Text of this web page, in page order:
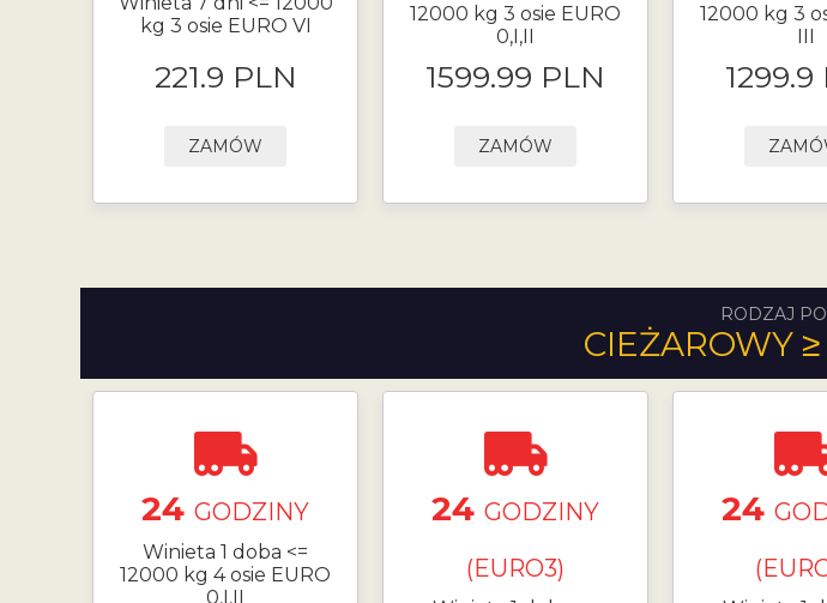
kg 3 osie EURO VI
221.9 PLN
ZAMÓW
12000 kg 3 osie EURO
0,I,II
1599.99 PLN
ZAMÓW
12000 kg 3
1299.9
RODZAJ
CIEŻAROWY ≥
24GODZINY
Winieta 1 doba <=
12000 kg 4 osie EURO
0,I,II
24GODZINY
(EURO3)
24